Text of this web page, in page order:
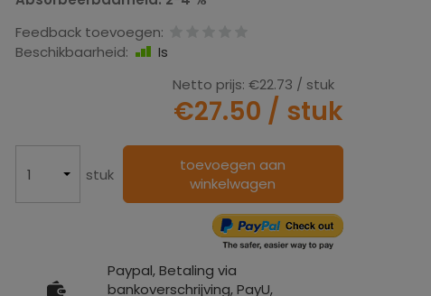
Feedback toevoegen:
Beschikbaarheid:
Is
Netto prijs: €22.73 / stuk
€27.50 / stuk
stuk
toevoegen aan
winkelwagen
Paypal, Betaling via
bankoverschrijving, PayU,